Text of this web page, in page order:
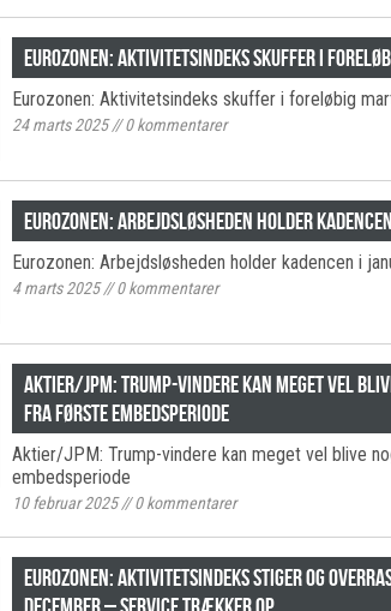
Eurozonen: Aktivitetsindeks skuffer i
Eurozonen: Aktivitetsindeks skuffer i foreløbig
24 marts 2025//0kommentarer
Eurozonen: Arbejdsløsheden holder
Eurozonen: Arbejdsløsheden holder kadencen i
4 marts 2025//0kommentarer
Aktier/JPM: Trump-vindere kan meget vel
fra første embedsperiode
Aktier/JPM: Trump-vindere kan meget vel blive
embedsperiode
10 februar 2025//0kommentarer
Eurozonen: Aktivitetsindeks stiger og